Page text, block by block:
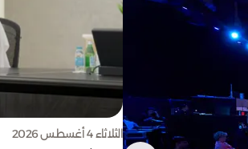
الثلاثاء 4 أغسطس 2026